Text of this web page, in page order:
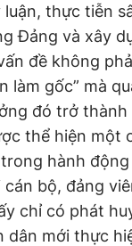
thực tiễn
Đảng và xây
đề không
làm gốc” mà
đó trở
thể hiện một
hành động
bộ, đảng
chỉ có phát
dân mới thực